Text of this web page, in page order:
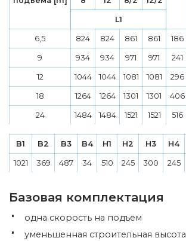
L1
6,5 824 824 861 861 186
9 934 934 971 971 241
12 1044 1044 1081 1081 296
18 1264 1264 1301 1301 406
24 1484 1484 1521 1521 516
B1 B2 B3 B4 H1 H2 H3 H4
1021 369 487 34 510 245 300 245
Базовая комплектация
одна скорость на подъем
уменьшенная строительная высота